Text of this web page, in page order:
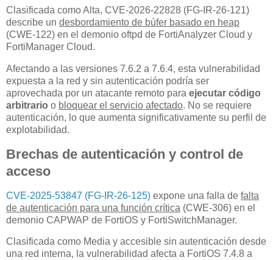
Clasificada como Alta, CVE-2026-22828 (FG-IR-26-121)
describe un desbordamiento de búfer basado en heap
(CWE-122) en el demonio oftpd de FortiAnalyzer Cloud y
FortiManager Cloud.
Afectando a las versiones 7.6.2 a 7.6.4, esta vulnerabilidad
expuesta a la red y sin autenticación podría ser
aprovechada por un atacante remoto para ejecutar código
arbitrario o bloquear el servicio afectado. No se requiere
autenticación, lo que aumenta significativamente su perfil de
explotabilidad.
Brechas de autenticación y control de
acceso
CVE-2025-53847 (FG-IR-26-125) expone una falla de falta
de autenticación para una función crítica (CWE-306) en el
demonio CAPWAP de FortiOS y FortiSwitchManager.
Clasificada como Media y accesible sin autenticación desde
una red interna, la vulnerabilidad afecta a FortiOS 7.4.8 a